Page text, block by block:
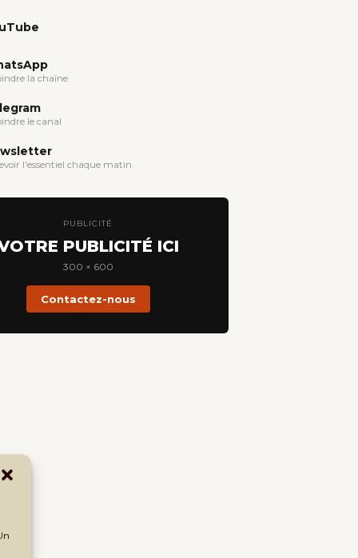
la chaîne
le canal
l'essentiel chaque matin
PUBLICITÉ
PUBLICITÉ ICI
300 × 600
Contactez-nous